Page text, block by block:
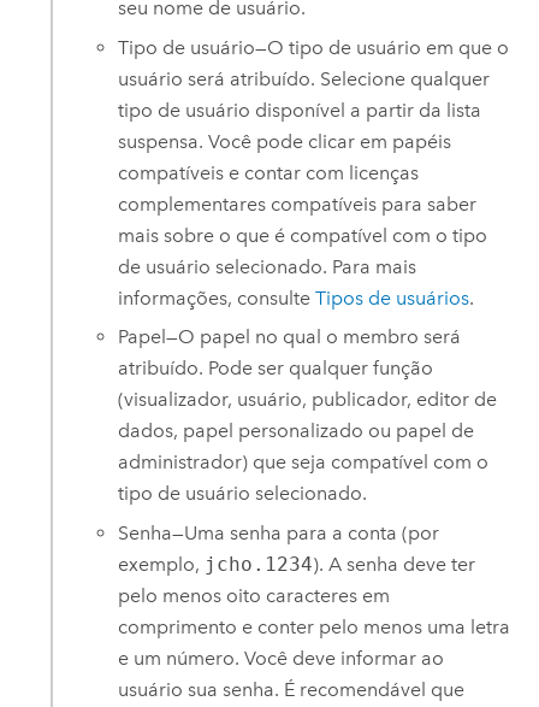
seu nome de usuário.
Tipo de usuário—O tipo de usuário em que o
usuário será atribuído. Selecione qualquer
tipo de usuário disponível a partir da lista
suspensa. Você pode clicar em papéis
compatíveis e contar com licenças
complementares compatíveis para saber
mais sobre o que é compatível com o tipo
de usuário selecionado. Para mais
informações, consulteTipos de usuários.
Papel—O papel no qual o membro será
atribuído. Pode ser qualquer função
(visualizador, usuário, publicador, editor de
dados, papel personalizado ou papel de
administrador) que seja compatível com o
tipo de usuário selecionado.
Senha—Uma senha para a conta (por
exemplo, jcho.1234). A senha deve ter
pelo menos oito caracteres em
comprimento e conter pelo menos uma letra
e um número. Você deve informar ao
usuário sua senha. É recomendável que